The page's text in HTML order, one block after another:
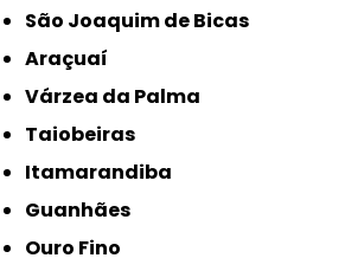
São Joaquim de Bicas
Araçuaí
Várzea da Palma
Taiobeiras
Itamarandiba
Guanhães
Ouro Fino